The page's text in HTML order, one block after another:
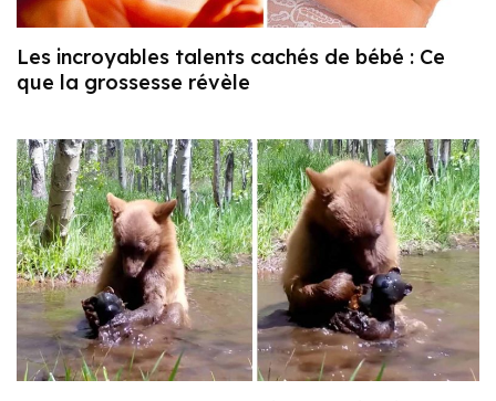
Les incroyables talents cachés de bébé : Ce
que la grossesse révèle